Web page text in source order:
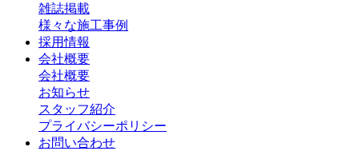
雑誌掲載
様々な施工事例
採用情報
会社概要
会社概要
お知らせ
スタッフ紹介
プライバシーポリシー
お問い合わせ